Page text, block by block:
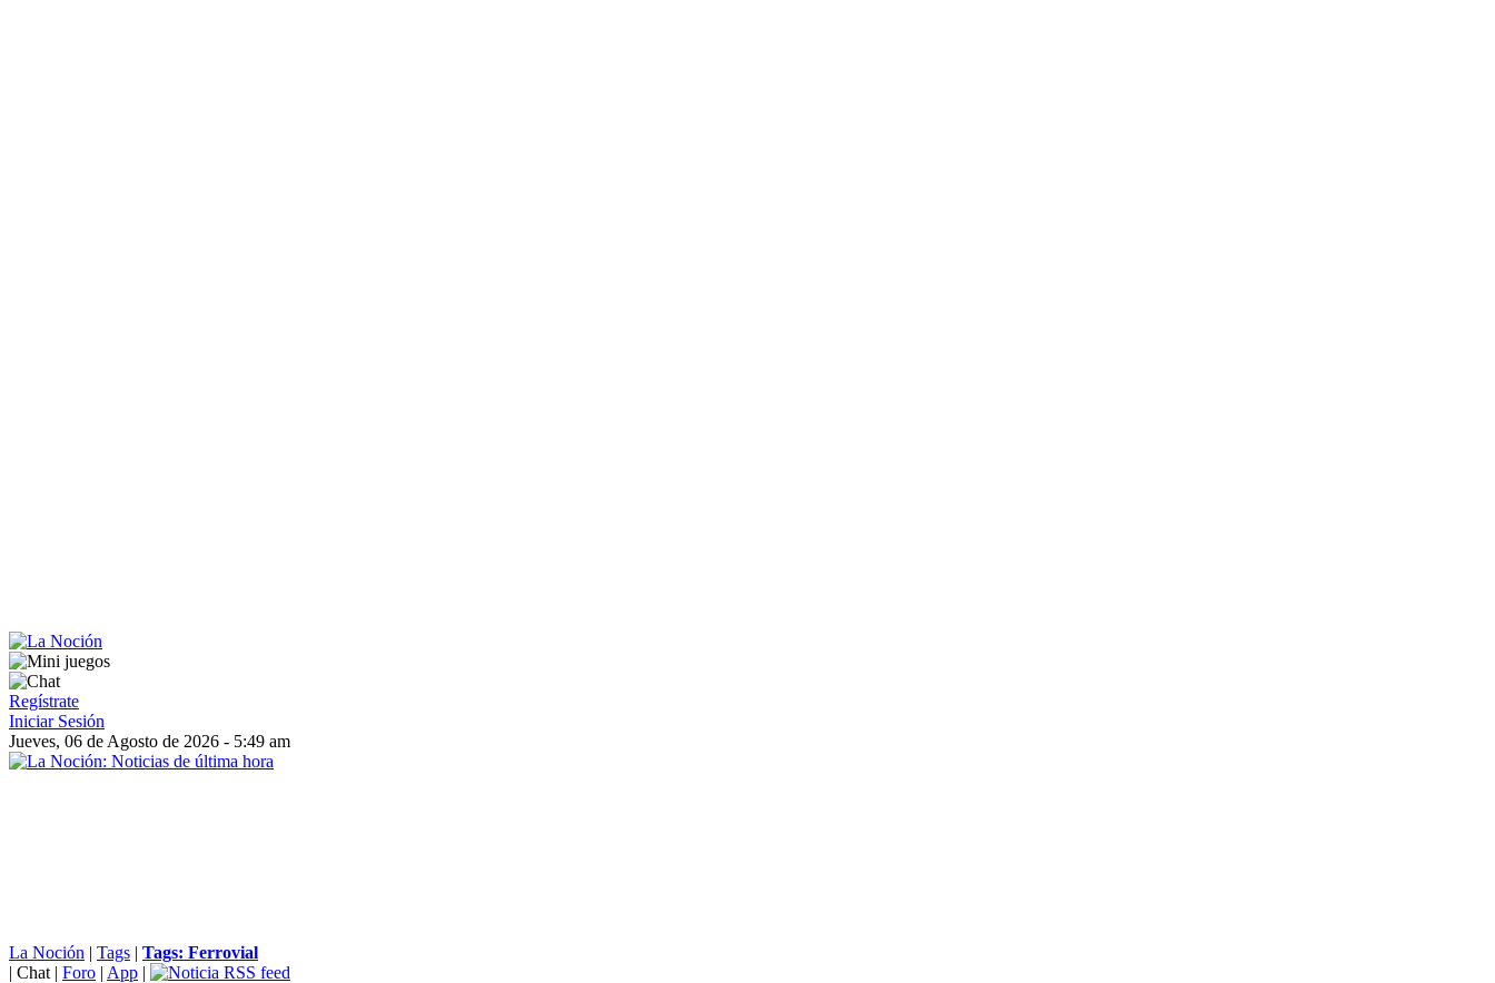
Regístrate
Iniciar Sesión
Jueves, 06 de Agosto de 2026 - 5:49 am
La Noción | Tags | Tags: Ferrovial
| Chat | Foro | App |